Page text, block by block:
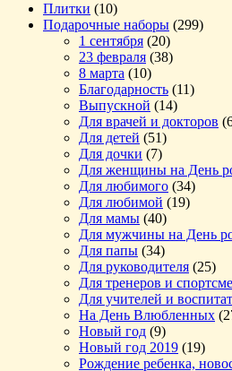
Плитки (10)
Подарочные наборы (299)
1 сентября (20)
23 февраля (38)
8 марта (10)
Благодарность (11)
Выпускной (14)
Для врачей и докторов
Для детей (51)
Для дочки (7)
Для женщины на День
Для любимого (34)
Для любимой (19)
Для мамы (40)
Для мужчины на День
Для папы (34)
Для руководителя (25)
Для тренеров и
Для учителей и
На День Влюбленных
Новый год (9)
Новый год 2019 (19)
Рождение ребенка,